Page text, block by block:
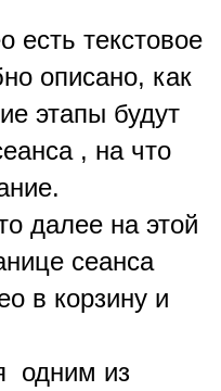
есть текстовое
описано, как
этапы будут
, на что
далее на этой
сеанса
в корзину и
одним из